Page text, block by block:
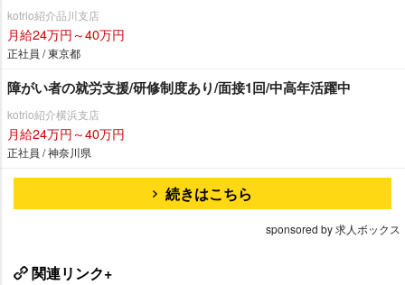
kotrio紹介品川支店
月給24万円～40万円
正社員 / 東京都
障がい者の就労支援/研修制度あり/面接1回/中高年活躍中
kotrio紹介横浜支店
月給24万円～40万円
正社員 / 神奈川県
続きはこちら
sponsored by 求人ボックス
関連リンク+